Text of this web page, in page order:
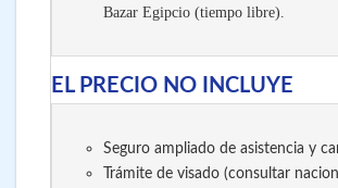
Bazar Egipcio (tiempo libre).
EL PRECIO NO INCLUYE
Seguro ampliado de asistencia y
Trámite de visado (consultar